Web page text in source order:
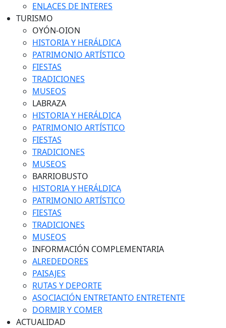
ENLACES DE INTERES
TURISMO
OYÓN-OION
HISTORIA Y HERÁLDICA
PATRIMONIO ARTÍSTICO
FIESTAS
TRADICIONES
MUSEOS
LABRAZA
HISTORIA Y HERÁLDICA
PATRIMONIO ARTÍSTICO
FIESTAS
TRADICIONES
MUSEOS
BARRIOBUSTO
HISTORIA Y HERÁLDICA
PATRIMONIO ARTÍSTICO
FIESTAS
TRADICIONES
MUSEOS
INFORMACIÓN COMPLEMENTARIA
ALREDEDORES
PAISAJES
RUTAS Y DEPORTE
ASOCIACIÓN ENTRETANTO ENTRETENTE
DORMIR Y COMER
ACTUALIDAD